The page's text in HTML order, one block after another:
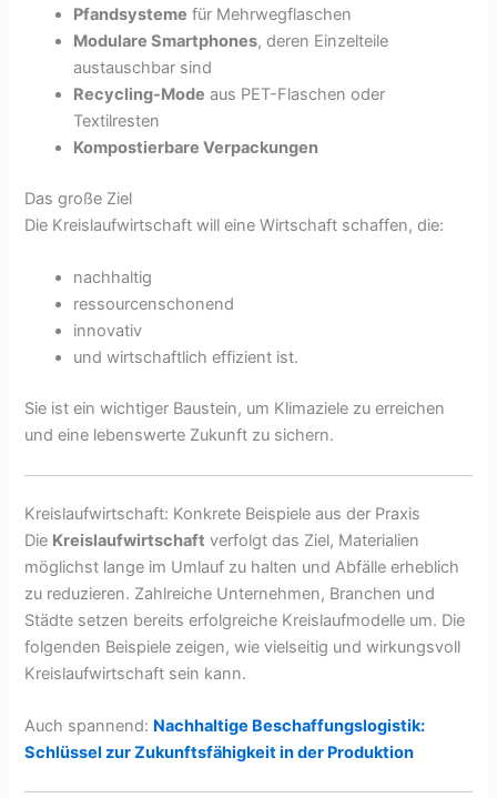
Pfandsysteme für Mehrwegflaschen
Modulare Smartphones, deren Einzelteile
austauschbar sind
Recycling-Mode aus PET-Flaschen oder
Textilresten
Kompostierbare Verpackungen
Das große Ziel
Die Kreislaufwirtschaft will eine Wirtschaft schaffen, die:
nachhaltig
ressourcenschonend
innovativ
und wirtschaftlich effizient ist.
Sie ist ein wichtiger Baustein, um Klimaziele zu erreichen
und eine lebenswerte Zukunft zu sichern.
Kreislaufwirtschaft: Konkrete Beispiele aus der Praxis
Die Kreislaufwirtschaft verfolgt das Ziel, Materialien
möglichst lange im Umlauf zu halten und Abfälle erheblich
zu reduzieren. Zahlreiche Unternehmen, Branchen und
Städte setzen bereits erfolgreiche Kreislaufmodelle um. Die
folgenden Beispiele zeigen, wie vielseitig und wirkungsvoll
Kreislaufwirtschaft sein kann.
Auch spannend: Nachhaltige Beschaffungslogistik:
Schlüssel zur Zukunftsfähigkeit in der Produktion